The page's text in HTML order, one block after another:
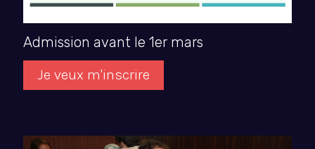
Admission avant le 1er mars
Je veux m'inscrire